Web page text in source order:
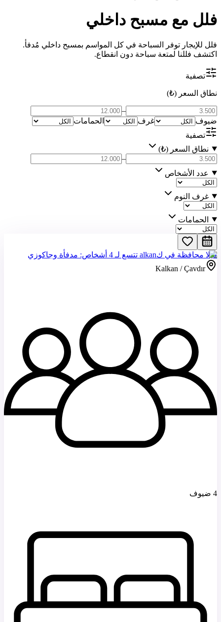
فلل مع مسبح داخلي
فلل للإيجار توفر السباحة في كل المواسم بمسبح داخلي مُدفأ.
اكتشف فللنا لمتعة سباحة دون انقطاع.
تصفية
نطاق السعر (₺)
–
ضيوف
غرف
الحمامات
تصفية
نطاق السعر (₺)
–
عدد الأشخاص
غرف النوم
الحمامات
فيلا محافظة في كalkan تتسع لـ 4 أشخاص: مدفأة وجاكوزي
Kalkan / Çavdır
4 ضيوف